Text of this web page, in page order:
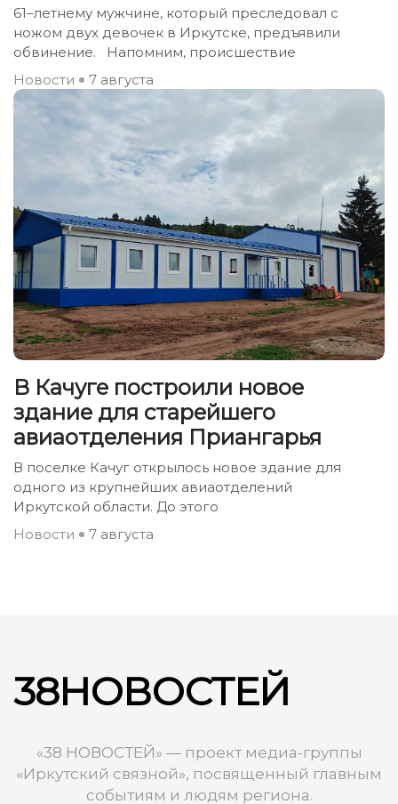
61–летнему мужчине, который преследовал с
ножом двух девочек в Иркутске, предъявили
обвинение. Напомним, происшествие
Новости
7 августа
В Качуге построили новое
здание для старейшего
авиаотделения Приангарья
В поселке Качуг открылось новое здание для
одного из крупнейших авиаотделений
Иркутской области. До этого
Новости
7 августа
38НОВОСТЕЙ
«38 НОВОСТЕЙ» — проект медиа-группы
«Иркутский связной», посвященный главным
событиям и людям региона.